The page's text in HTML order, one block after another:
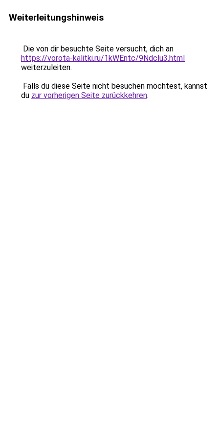
Weiterleitungshinweis
Die von dir besuchte Seite versucht, dich an
https://vorota-kalitki.ru/1kWEntc/9Ndclu3.html
weiterzuleiten.
Falls du diese Seite nicht besuchen möchtest, kannst
du zur vorherigen Seite zurückkehren.